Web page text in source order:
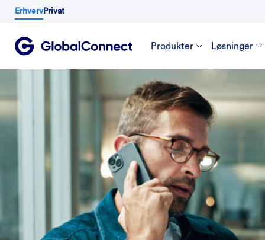
ErhvervPrivat
Produkter Løsninger